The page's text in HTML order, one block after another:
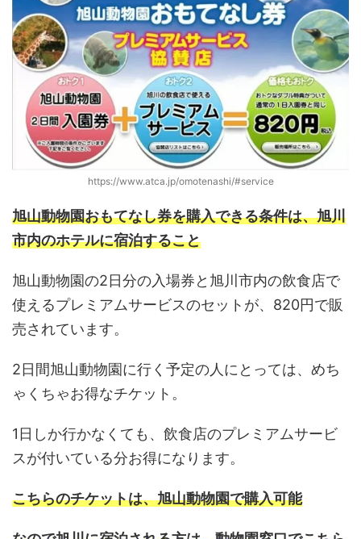
https://www.atca.jp/omotenashi/#service
旭山動物園おもてなし券を購入できる条件は、旭川
市内のホテルに宿泊すること
旭山動物園の2日分の入場券と旭川市内の飲食店で
使えるプレミアムサービスのセットが、820円で販
売されています。
2日間旭山動物園に行く予定の人にとっては、めち
ゃくちゃお得なチケット。
1日しか行かなくても、飲食店のプレミアムサービ
スが付いている分お得になります。
こちらのチケットは、旭山動物園で購入可能